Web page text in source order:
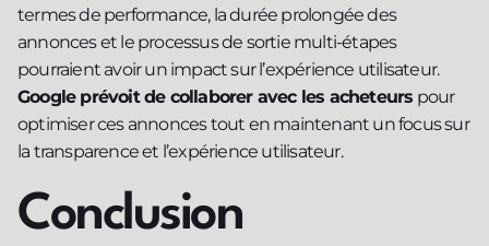
termes de performance, la durée prolongée des
annonces et le processus de sortie multi-étapes
pourraient avoir un impact sur l’expérience utilisateur.
Google prévoit de collaborer avec les acheteurs pour
optimiser ces annonces tout en maintenant un focus sur
la transparence et l’expérience utilisateur.
Conclusion